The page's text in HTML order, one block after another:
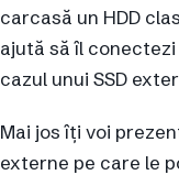
carcasă un HDD
ajută să îl
cazul unui SSD
Mai jos îți voi
externe pe care le